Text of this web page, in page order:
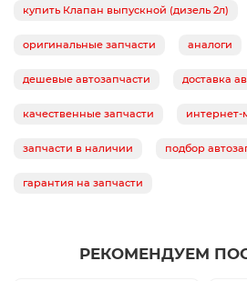
купить Клапан выпускной (дизель 2л)
оригинальные запчасти аналоги
дешевые автозапчасти доставка
качественные запчасти интернет-
запчасти в наличии подбор
гарантия на запчасти
РЕКОМЕНДУЕМ